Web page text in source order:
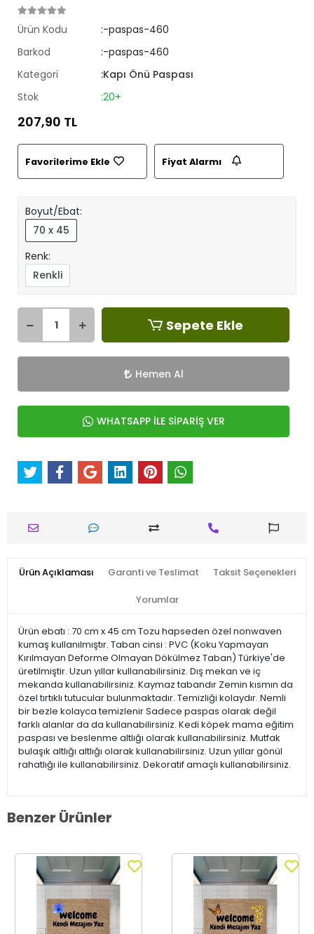
Ürün Kodu
:-paspas-460
Barkod
:-paspas-460
Kategori
:Kapı Önü Paspası
Stok
:20+
207,90 TL
Favorilerime Ekle Fiyat Alarmı
Boyut/Ebat:
70 x 45
Renk:
Renkli
Sepete Ekle
Hemen Al
WHATSAPP İLE SİPARİŞ VER
Ürün Açıklaması Garanti ve Teslimat Taksit Seçenekleri
Yorumlar
Ürün ebatı : 70 cm x 45 cm Tozu hapseden özel nonwaven
kumaş kullanılmıştır. Taban cinsi : PVC (Koku Yapmayan
Kırılmayan Deforme Olmayan Dökülmez Taban) Türkiye'de
üretilmiştir. Uzun yıllar kullanabilirsiniz. Dış mekan ve iç
mekanda kullanabilirsiniz. Kaymaz tabandır Zemin kısmın da
özel tırtıklı tutucular bulunmaktadır. Temizliği kolaydır. Nemli
bir bezle kolayca temizlenir Sadece paspas olarak değil
farklı alanlar da da kullanabilirsiniz. Kedi köpek mama eğitim
paspası ve beslenme altlığı olarak kullanabilirsiniz. Mutfak
bulaşık altlığı altlığı olarak kullanabilirsiniz. Uzun yıllar gönül
rahatlığı ile kullanabilirsiniz. Dekoratif amaçlı kullanabilirsiniz.
Benzer Ürünler